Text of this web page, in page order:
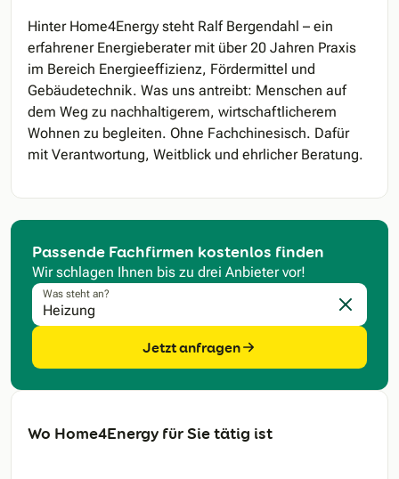
Hinter Home4Energy steht Ralf Bergendahl – ein
erfahrener Energieberater mit über 20 Jahren Praxis
im Bereich Energieeffizienz, Fördermittel und
Gebäudetechnik. Was uns antreibt: Menschen auf
dem Weg zu nachhaltigerem, wirtschaftlicherem
Wohnen zu begleiten. Ohne Fachchinesisch. Dafür
mit Verantwortung, Weitblick und ehrlicher Beratung.
Passende Fachfirmen kostenlos finden
Wir schlagen Ihnen bis zu drei Anbieter vor!
Was steht an?
Eingabe
Jetzt anfragen
Wo Home4Energy für Sie tätig ist